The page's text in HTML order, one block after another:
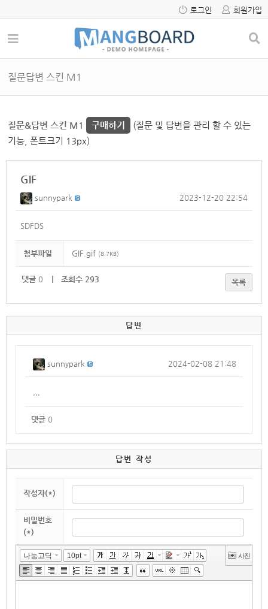
로그인 회원가입
질문답변 스킨 M1
질문&답변 스킨 M1 구매하기
(질문 및 답변을 관리 할 수 있는
기능, 폰트크기 13px)
GIF
sunnypark 2023-12-20 22:54
SDFDS
첨부파일 GIF.gif (8.7KB)
댓글 0 ｜ 조회수 293 목록
답변
sunnypark 2024-02-08 21:48
댓글 0
답변 작성
작성자(*)
비밀번호
(*)